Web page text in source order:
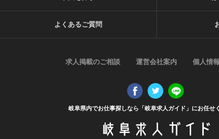
岐阜県内でお仕事探しなら「岐阜求人ガイド」にお任せ
よくあるご質問
求人掲載のご相談 運営会社案内 個人情